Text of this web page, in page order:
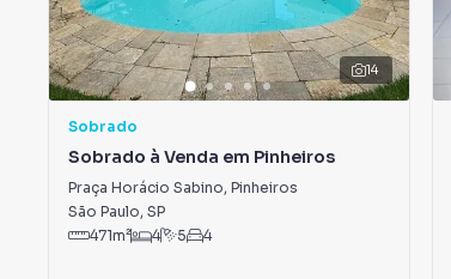
14
Sobrado
Sobrado à Venda em Pinheiros
Praça Horácio Sabino, Pinheiros
São Paulo, SP
471m² 4 5 4